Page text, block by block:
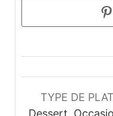
TYPE DE PLAT
Dessert,